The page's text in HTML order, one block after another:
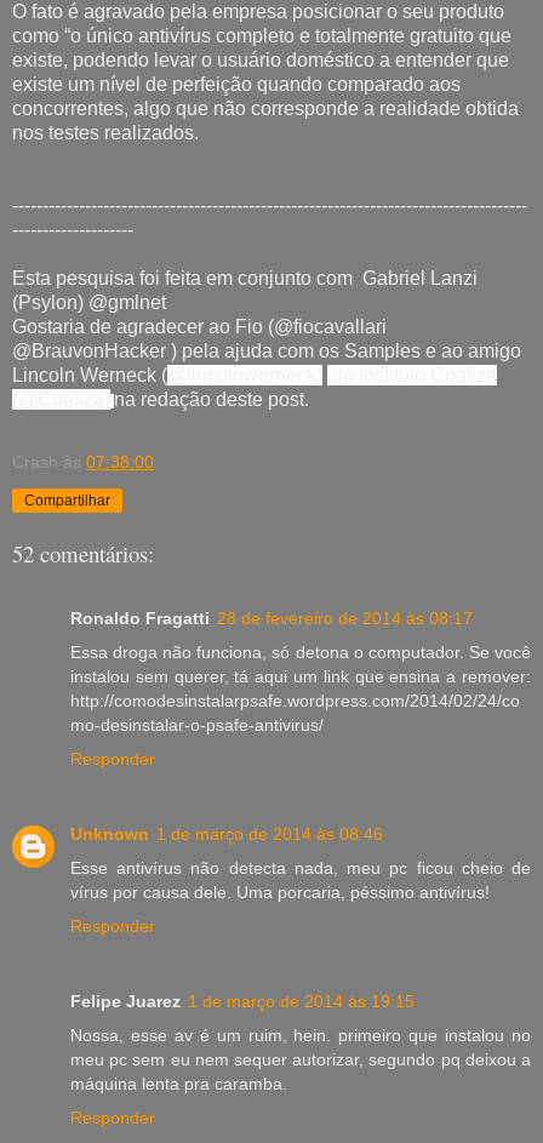
O fato é agravado pela empresa posicionar o seu produto
como “o único antivírus completo e totalmente gratuito que
existe, podendo levar o usuário doméstico a entender que
existe um nível de perfeição quando comparado aos
concorrentes, algo que não corresponde a realidade obtida
nos testes realizados.
-------------------------------------------------------------------------------------
--------------------
Esta pesquisa foi feita em conjunto com Gabriel Lanzi
(Psylon) @gmlnet
Gostaria de agradecer ao Fio (@fiocavallari
@BrauvonHacker ) pela ajuda com os Samples e ao amigo
Lincoln Werneck (
na redação deste post.
Crash às 07:38:00
Compartilhar
52 comentários:
Ronaldo Fragatti 28 de fevereiro de 2014 às 08:17
Essa droga não funciona, só detona o computador. Se você
instalou sem querer, tá aqui um link que ensina a remover:
http://comodesinstalarpsafe.wordpress.com/2014/02/24/co
mo-desinstalar-o-psafe-antivirus/
Responder
Unknown 1 de março de 2014 às 08:46
Esse antivírus não detecta nada, meu pc ficou cheio de
vírus por causa dele. Uma porcaria, péssimo antivírus!
Responder
Felipe Juarez 1 de março de 2014 às 19:15
Nossa, esse av é um ruim, hein. primeiro que instalou no
meu pc sem eu nem sequer autorizar, segundo pq deixou a
máquina lenta pra caramba.
Responder